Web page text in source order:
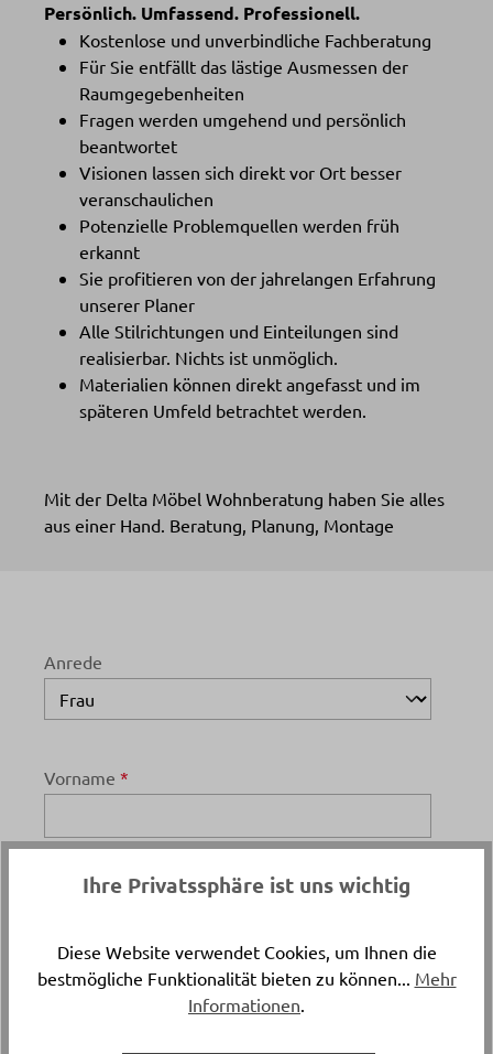
Persönlich. Umfassend. Professionell.
Kostenlose und unverbindliche Fachberatung
Für Sie entfällt das lästige Ausmessen der
Raumgegebenheiten
Fragen werden umgehend und persönlich
beantwortet
Visionen lassen sich direkt vor Ort besser
veranschaulichen
Potenzielle Problemquellen werden früh
erkannt
Sie profitieren von der jahrelangen Erfahrung
unserer Planer
Alle Stilrichtungen und Einteilungen sind
realisierbar. Nichts ist unmöglich.
Materialien können direkt angefasst und im
späteren Umfeld betrachtet werden.
Mit der Delta Möbel Wohnberatung haben Sie alles
aus einer Hand. Beratung, Planung, Montage
Anrede
Vorname *
Nachname*
Ihre Privatssphäre ist uns wichtig
Diese Website verwendet Cookies, um Ihnen die
bestmögliche Funktionalität bieten zu können... Mehr
Informationen